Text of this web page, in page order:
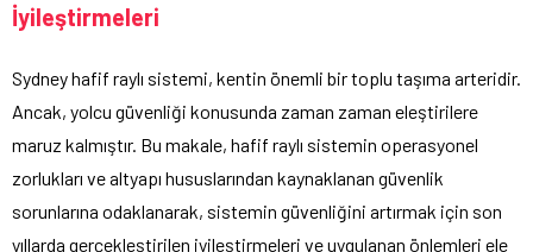
İyileştirmeleri
Sydney hafif raylı sistemi, kentin önemli bir toplu taşıma arteridir.
Ancak, yolcu güvenliği konusunda zaman zaman eleştirilere
maruz kalmıştır. Bu makale, hafif raylı sistemin operasyonel
zorlukları ve altyapı hususlarından kaynaklanan güvenlik
sorunlarına odaklanarak, sistemin güvenliğini artırmak için son
yıllarda gerçekleştirilen iyileştirmeleri ve uygulanan önlemleri ele